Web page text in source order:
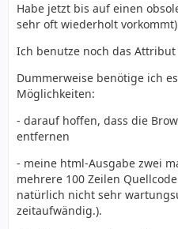
Habe jetzt bis auf einen
sehr oft wiederholt
Ich benutze noch das
Dummerweise benötige ich
Möglichkeiten:
- darauf hoffen, dass die
entfernen
- meine html-Ausgabe zwei
mehrere 100 Zeilen
natürlich nicht sehr
zeitaufwändig.).